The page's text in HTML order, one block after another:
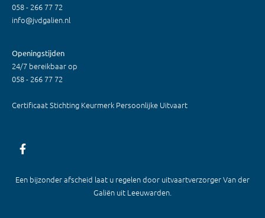
058 - 266 77 72
info@jvdgalien.nl
Openingstijden
24/7 bereikbaar op
058 - 266 77 72
Certificaat Stichting Keurmerk Persoonlijke Uitvaart
Een bijzonder afscheid laat u regelen door uitvaartverzorger Van der
Galiën uit Leeuwarden.